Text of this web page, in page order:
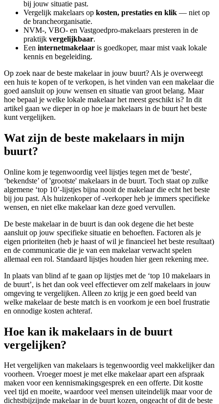
bij jouw situatie past.
Vergelijk makelaars op kosten, prestaties en klik — niet op
de brancheorganisatie.
NVM-, VBO- en Vastgoedpro-makelaars presteren in de
praktijk vergelijkbaar.
Een internetmakelaar is goedkoper, maar mist vaak lokale
kennis en begeleiding.
Op zoek naar de beste makelaar in jouw buurt? Als je overweegt
een huis te kopen of te verkopen, is het vinden van een makelaar die
goed aansluit op jouw wensen en situatie van groot belang. Maar
hoe bepaal je welke lokale makelaar het meest geschikt is? In dit
artikel gaan we dieper in op hoe je makelaars in de buurt het beste
kunt vergelijken.
Wat zijn de beste makelaars in mijn
buurt?
Online kom je tegenwoordig veel lijstjes tegen met de 'beste',
‘bekendste’ of 'grootste' makelaars in de buurt. Toch staat op zulke
algemene ‘top 10’-lijstjes bijna nooit de makelaar die echt het beste
bij jou past. Als huizenkoper of -verkoper heb je immers specifieke
wensen, en niet elke makelaar kan deze goed vervullen.
De beste makelaar in de buurt is dan ook degene die het beste
aansluit op jouw specifieke situatie en behoeften. Factoren als je
eigen prioriteiten (heb je haast of wil je financieel het beste resultaat)
en de communicatie die je van een makelaar verwacht spelen
allemaal een rol. Standaard lijstjes houden hier geen rekening mee.
In plaats van blind af te gaan op lijstjes met de ‘top 10 makelaars in
de buurt’, is het dan ook veel effectiever om zelf makelaars in jouw
omgeving te vergelijken. Alleen zo krijg je een goed beeld van
welke makelaar de beste match is en voorkom je een boel frustratie
en onnodige kosten achteraf.
Hoe kan ik makelaars in de buurt
vergelijken?
Het vergelijken van makelaars is tegenwoordig veel makkelijker dan
voorheen. Vroeger moest je met elke makelaar apart een afspraak
maken voor een kennismakingsgesprek en een offerte. Dit kostte
veel tijd en moeite, waardoor veel mensen uiteindelijk maar voor de
dichtstbijzijnde makelaar in de buurt kozen, ongeacht of dit de beste